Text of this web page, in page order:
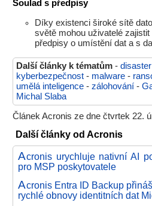
Soulad s předpisy
Díky existenci široké sítě
světě mohou uživatelé
předpisy o umístění dat a s
Další články k tématům -
kyberbezpečnost - malware -
umělá inteligence - zálohování -
Michal Slaba
Článek Acronis ze dne čtvrtek 22.
Další články od Acronis
Acronis urychluje nativní AI
pro MSP poskytovatele
Acronis Entra ID Backup
rychlé obnovy identitních dat